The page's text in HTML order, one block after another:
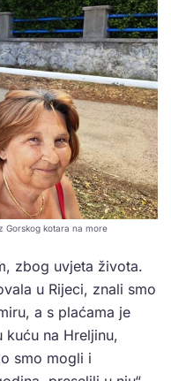
Gorskog kotara na more
zbog uvjeta života.
u Rijeci, znali smo
a s plaćama je
kuću na Hreljinu,
smo mogli i